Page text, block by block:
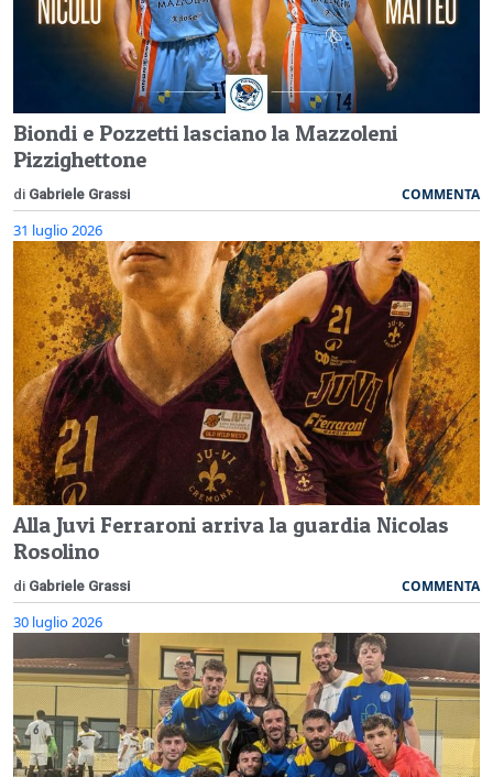
Biondi e Pozzetti lasciano la Mazzoleni
Pizzighettone
di Gabriele Grassi COMMENTA
31 luglio 2026
Alla Juvi Ferraroni arriva la guardia Nicolas
Rosolino
di Gabriele Grassi COMMENTA
30 luglio 2026